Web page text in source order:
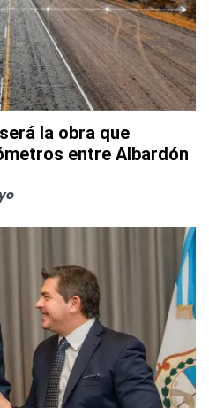
la obra que
entre Albardón